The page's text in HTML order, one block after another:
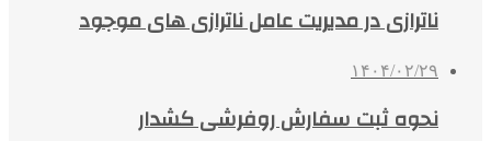
ناترازی در مدیریت عامل ناترازی های موجود
۱۴۰۴/۰۲/۲۹
نحوه ثبت سفارش روفرشی کشدار